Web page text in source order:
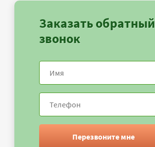
Заказать обратный
звонок
Перезвоните мне